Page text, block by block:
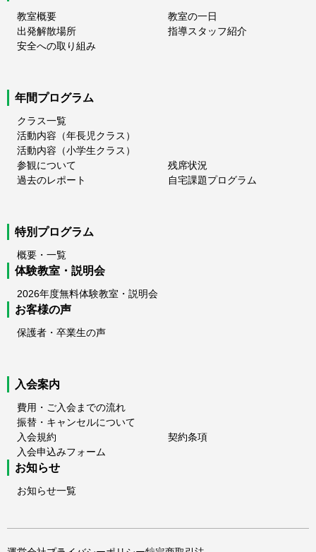
教室概要
教室の一日
出発解散場所
指導スタッフ紹介
安全への取り組み
年間プログラム
クラス一覧
活動内容（年長児クラス）
活動内容（小学生クラス）
参観について
残席状況
過去のレポート
自宅課題プログラム
特別プログラム
概要・一覧
体験教室・説明会
2026年度無料体験教室・説明会
お客様の声
保護者・卒業生の声
入会案内
費用・ご入会までの流れ
振替・キャンセルについて
入会規約
契約条項
入会申込みフォーム
お知らせ
お知らせ一覧